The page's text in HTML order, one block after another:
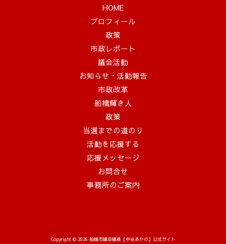
HOME
プロフィール
政策
市政レポート
議会活動
お知らせ・活動報告
市政改革
船橋輝き人
政策
当選までの道のり
活動を応援する
応援メッセージ
お問合せ
事務所のご案内
Copyright © 2026 船橋市議会議員【中谷あやの】公式サイト